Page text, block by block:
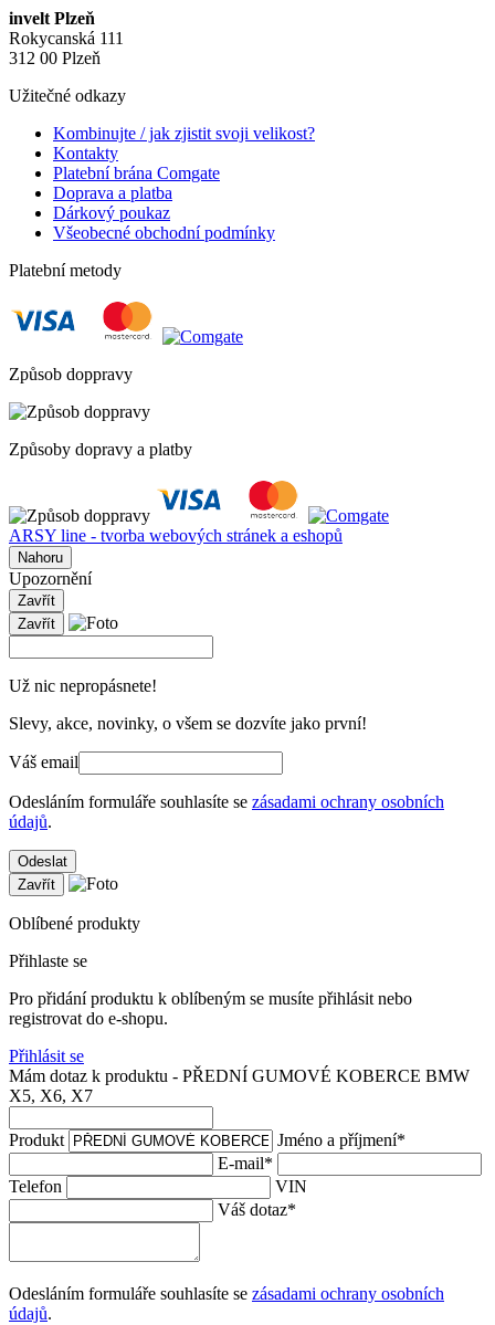
invelt Plzeň
Rokycanská 111
312 00 Plzeň
Užitečné odkazy
Kombinujte / jak zjistit svoji velikost?
Kontakty
Platební brána Comgate
Doprava a platba
Dárkový poukaz
Všeobecné obchodní podmínky
Platební metody
Způsob doppravy
Způsoby dopravy a platby
ARSY line - tvorba webových stránek a eshopů
Nahoru
Upozornění
Zavřít
Zavřít
Už nic nepropásnete!
Slevy, akce, novinky, o všem se dozvíte jako první!
Váš email
Odesláním formuláře souhlasíte se zásadami ochrany osobních
údajů.
Odeslat
Zavřít
Oblíbené produkty
Přihlaste se
Pro přidání produktu k oblíbeným se musíte přihlásit nebo
registrovat do e-shopu.
Přihlásit se
Mám dotaz k produktu - PŘEDNÍ GUMOVÉ KOBERCE BMW
X5, X6, X7
Produkt Jméno a příjmení*
E-mail*
Telefon
VIN
Váš dotaz*
Odesláním formuláře souhlasíte se zásadami ochrany osobních
údajů.